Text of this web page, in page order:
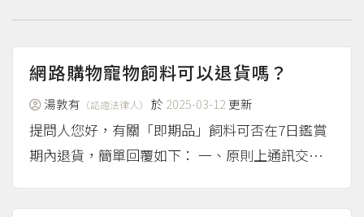
網路購物寵物飼料可以退貨嗎？
湯敦有 （認證法律人） 於 2025-03-12 更新
提問人您好，有關「即期品」飼料可否在7日鑑賞
期內退貨，簡單回覆如下： 一、原則上通訊交易
易」可以主張享有7日內無條件解除契約的權利，